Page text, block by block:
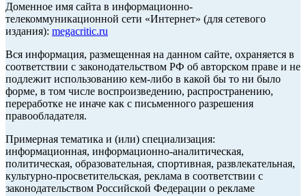
Доменное имя сайта в информационно-
телекоммуникационной сети «Интернет» (для сетевого
издания): megacritic.ru
Вся информация, размещенная на данном сайте, охраняется в
соответствии с законодательством РФ об авторском праве и не
подлежит использованию кем-либо в какой бы то ни было
форме, в том числе воспроизведению, распространению,
переработке не иначе как с письменного разрешения
правообладателя.
Примерная тематика и (или) специализация:
информационная, информационно-аналитическая,
политическая, образовательная, спортивная, развлекательная,
культурно-просветительская, реклама в соответствии с
законодательством Российской Федерации о рекламе